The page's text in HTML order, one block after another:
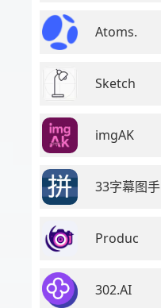
Atoms.
Sketch
imgAK
33字幕图手
Produc
302.AI